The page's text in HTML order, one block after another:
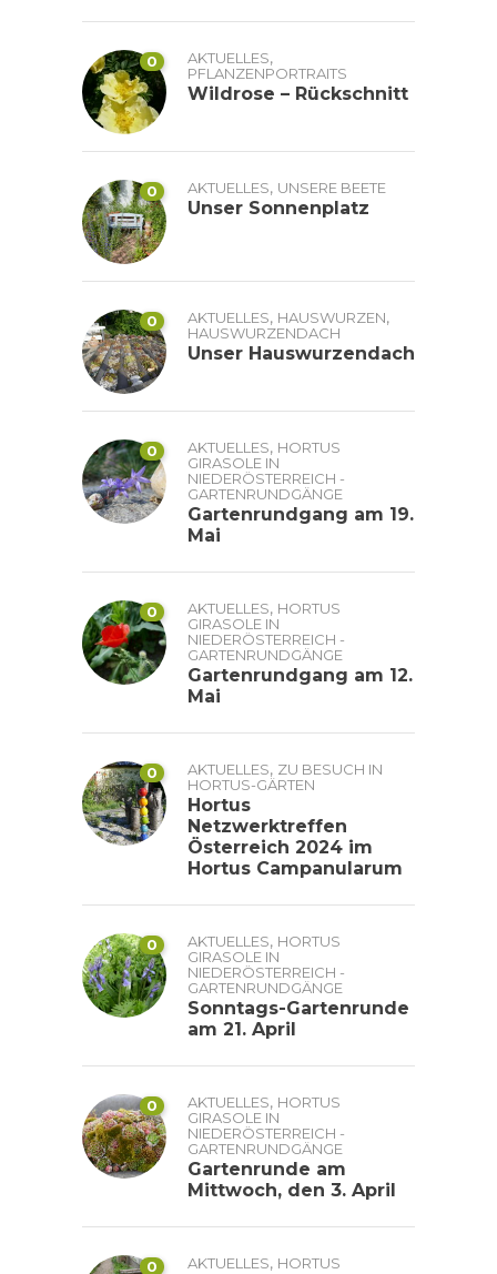
0 AKTUELLES,
PFLANZENPORTRAITS
Wildrose – Rückschnitt
0 AKTUELLES, UNSERE BEETE
Unser Sonnenplatz
0 AKTUELLES, HAUSWURZEN,
HAUSWURZENDACH
Unser Hauswurzendach
0 AKTUELLES, HORTUS
GIRASOLE IN
NIEDERÖSTERREICH -
GARTENRUNDGÄNGE
Gartenrundgang am 19.
Mai
0 AKTUELLES, HORTUS
GIRASOLE IN
NIEDERÖSTERREICH -
GARTENRUNDGÄNGE
Gartenrundgang am 12.
Mai
0 AKTUELLES, ZU BESUCH IN
HORTUS-GÄRTEN
Hortus
Netzwerktreffen
Österreich 2024 im
Hortus Campanularum
0 AKTUELLES, HORTUS
GIRASOLE IN
NIEDERÖSTERREICH -
GARTENRUNDGÄNGE
Sonntags-Gartenrunde
am 21. April
0 AKTUELLES, HORTUS
GIRASOLE IN
NIEDERÖSTERREICH -
GARTENRUNDGÄNGE
Gartenrunde am
Mittwoch, den 3. April
0 AKTUELLES, HORTUS